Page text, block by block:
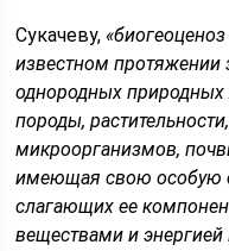
Сукачеву,«биогеоце­ноз
известном протяжении
однородных
породы,
микроорганизмов,
имеющая свою особую
слагающих ее
ве­ществами и